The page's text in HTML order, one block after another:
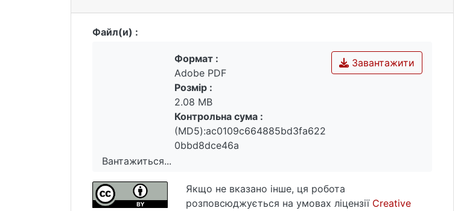
Файл(и) :
Вантажиться...
Вантажиться...
Завантажити
Формат :
Adobe PDF
Розмір :
2.08 MB
Контрольна сума :
(MD5):ac0109c664885bd3fa622
0bbd8dce46a
Якщо не вказано інше, ця робота
розповсюджується на умовах ліцензії Creative